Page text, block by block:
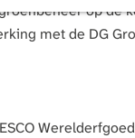
op de
met de DG